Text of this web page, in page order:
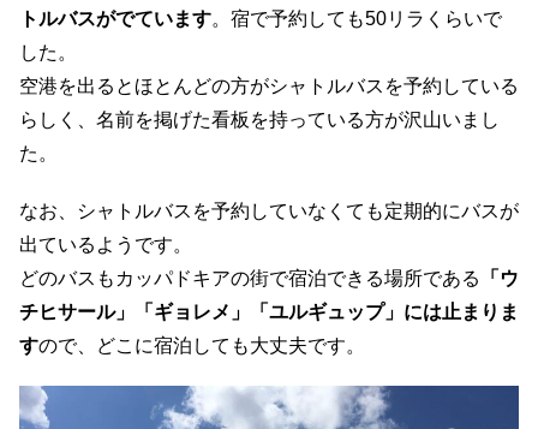
トルバスがでています。宿で予約しても50リラくらいで
した。
空港を出るとほとんどの方がシャトルバスを予約している
らしく、名前を掲げた看板を持っている方が沢山いまし
た。
なお、シャトルバスを予約していなくても定期的にバスが
出ているようです。
どのバスもカッパドキアの街で宿泊できる場所である
「ウ
チヒサール」「ギョレメ」「ユルギュップ」には止まりま
すので、どこに宿泊しても大丈夫です。